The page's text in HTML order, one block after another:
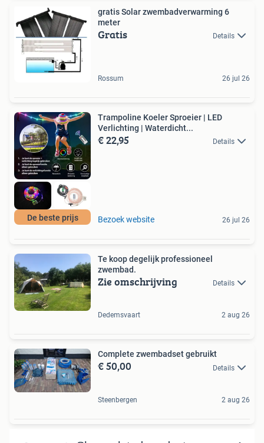
gratis Solar zwembadverwarming 6
meter
Gratis Details
Rossum 26 jul 26
De beste prijs
Trampoline Koeler Sproeier | LED
Verlichting | Waterdicht...
€ 22,95 Details
Bezoek website 26 jul 26
Te koop degelijk professioneel
zwembad.
Zie omschrijving Details
Dedemsvaart 2 aug 26
Complete zwembadset gebruikt
€ 50,00 Details
Steenbergen 2 aug 26